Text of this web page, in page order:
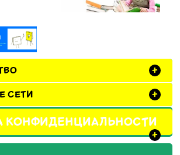
+
СЕТИ +
КОНФИДЕНЦИАЛЬНОСТИ
+